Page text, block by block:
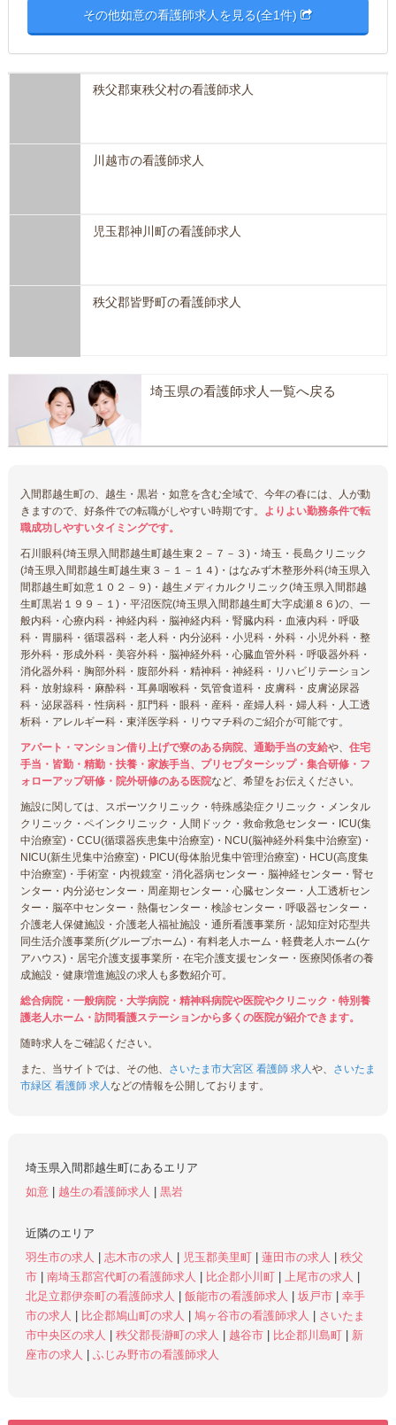
その他如意の看護師求人を見る(全1件)
秩父郡東秩父村の看護師求人
川越市の看護師求人
児玉郡神川町の看護師求人
秩父郡皆野町の看護師求人
埼玉県の看護師求人一覧へ戻る
入間郡越生町の、越生・黒岩・如意を含む全域で、今年の春には、人が動
きますので、好条件での転職がしやすい時期です。
よりよい勤務条件で転
職成功しやすいタイミングです。
石川眼科(埼玉県入間郡越生町越生東２－７－３)・埼玉・長島クリニック
(埼玉県入間郡越生町越生東３－１－１４)・はなみず木整形外科(埼玉県入
間郡越生町如意１０２－９)・越生メディカルクリニック(埼玉県入間郡越
生町黒岩１９９－１)・平沼医院(埼玉県入間郡越生町大字成瀬８６)の、一
般内科・心療内科・神経内科・脳神経内科・腎臓内科・血液内科・呼吸
科・胃腸科・循環器科・老人科・内分泌科・小児科・外科・小児外科・整
形外科・形成外科・美容外科・脳神経外科・心臓血管外科・呼吸器外科・
消化器外科・胸部外科・腹部外科・精神科・神経科・リハビリテーション
科・放射線科・麻酔科・耳鼻咽喉科・気管食道科・皮膚科・皮膚泌尿器
科・泌尿器科・性病科・肛門科・眼科・産科・産婦人科・婦人科・人工透
析科・アレルギー科・東洋医学科・リウマチ科のご紹介が可能です。
アパート・マンション借り上げで寮のある病院、通勤手当の支給や、 住宅
手当・皆勤・精勤・扶養・家族手当、プリセプターシップ・集合研修・フ
ォローアップ研修・院外研修のある医院など、希望をお伝えください。
施設に関しては、スポーツクリニック・特殊感染症クリニック・メンタル
クリニック・ペインクリニック・人間ドック・救命救急センター・ICU(集
中治療室)・CCU(循環器疾患集中治療室)・NCU(脳神経外科集中治療室)・
NICU(新生児集中治療室)・PICU(母体胎児集中管理治療室)・HCU(高度集
中治療室)・手術室・内視鏡室・消化器病センター・脳神経センター・腎セ
ンター・内分泌センター・周産期センター・心臓センター・人工透析セン
ター・脳卒中センター・熱傷センター・検診センター・呼吸器センター・
介護老人保健施設・介護老人福祉施設・通所看護事業所・認知症対応型共
同生活介護事業所(グループホーム)・有料老人ホーム・軽費老人ホーム(ケ
アハウス)・居宅介護支援事業所・在宅介護支援センター・医療関係者の養
成施設・健康増進施設の求人も多数紹介可。
総合病院・一般病院・大学病院・精神科病院や医院やクリニック・特別養
護老人ホーム・訪問看護ステーションから多くの医院が紹介できます。
随時求人をご確認ください。
また、当サイトでは、その他、 さいたま市大宮区 看護師 求人 や、 さいたま
市緑区 看護師 求人 などの情報を公開しております。
埼玉県入間郡越生町にあるエリア
如意 | 越生の看護師求人 | 黒岩
近隣のエリア
羽生市の求人 | 志木市の求人 | 児玉郡美里町 | 蓮田市の求人 | 秩父
市 | 南埼玉郡宮代町の看護師求人 | 比企郡小川町 | 上尾市の求人 |
北足立郡伊奈町の看護師求人 | 飯能市の看護師求人 | 坂戸市 | 幸手
市の求人 | 比企郡鳩山町の求人 | 鳩ヶ谷市の看護師求人 | さいたま
市中央区の求人 | 秩父郡長瀞町の求人 | 越谷市 | 比企郡川島町 | 新
座市の求人 | ふじみ野市の看護師求人